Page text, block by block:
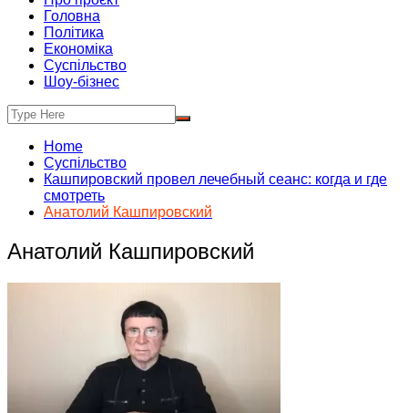
Головна
Політика
Економіка
Суспільство
Шоу-бізнес
Home
Суспільство
Кашпировский провел лечебный сеанс: когда и где
смотреть
Анатолий Кашпировский
Анатолий Кашпировский